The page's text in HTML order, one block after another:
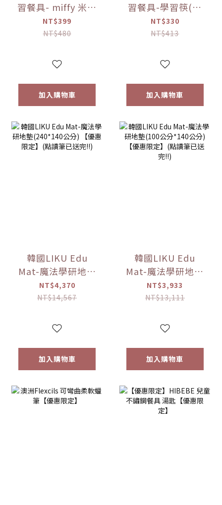
習餐具- miffy 米菲
寶餐具【優惠限
NT$399
NT$480
加入購物車
習餐具-學習筷(右
手) -miffy 米菲兔
(右手)/(左手)【優
NT$330
NT$413
加入購物車
韓國LIKU Edu
Mat-魔法學研地墊
(240*140公分)
【優惠限定】(點讀
NT$4,370
NT$14,567
加入購物車
韓國LIKU Edu
Mat-魔法學研地墊
(100公分*140公分)
【優惠限定】(點讀
NT$3,933
NT$13,111
加入購物車